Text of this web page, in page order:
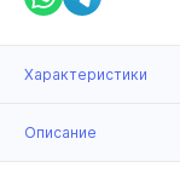
Характеристики
Описание